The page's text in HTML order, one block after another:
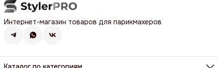
Интернет-магазин товаров для парикмахеров